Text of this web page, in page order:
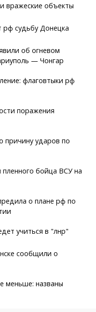
вражеские объекты
рф судьбу Донецка
об огневом
— Чонгар
флаговтыки рф
поражения
причину ударов по
пленного бойца ВСУ на
о плане рф по
учиться в "лнр"
сообщили о
меньше: названы